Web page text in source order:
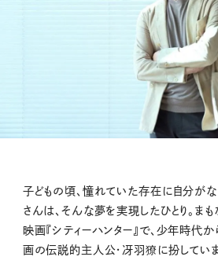
子どもの頃、憧れていた存在に自分が
さんは、そんな夢を実現したひとり。ま
映画『シティーハンター』で、少年時代
画の伝説的主人公・冴羽獠に扮していま